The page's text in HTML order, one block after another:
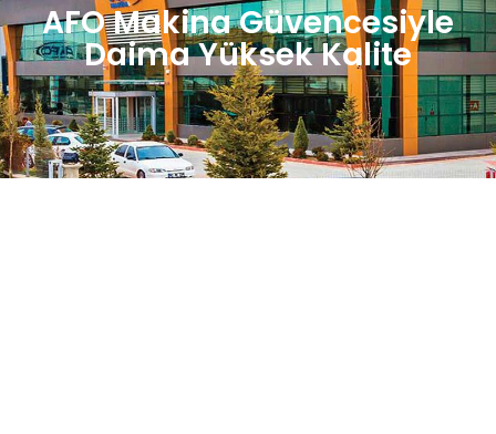
AFO Makina Güvencesiyle
Daima Yüksek Kalite